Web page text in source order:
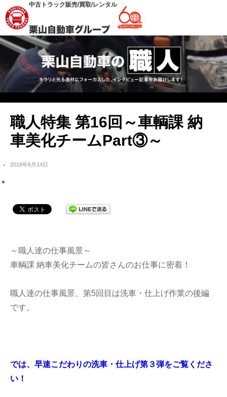
中古トラック販売/買取/レンタル
職人特集 第16回～車輌課 納
車美化チームPart③～
2016年6月14日
～職人達の仕事風景～
車輌課 納車美化チームの皆さんのお仕事に密着！
職人達の仕事風景、第5回目は洗車・仕上げ作業の後編
です。
では、早速こだわりの洗車・仕上げ第３弾をご覧くださ
い！